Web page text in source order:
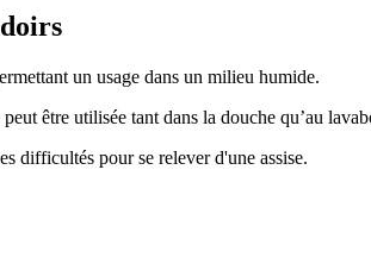
un usage dans un milieu humide.
être utilisée tant dans la douche qu’au
difficultés pour se relever d'une assise.